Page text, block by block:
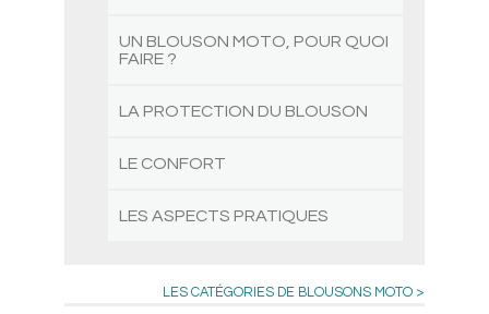
UN BLOUSON MOTO, POUR QUOI
FAIRE ?
LA PROTECTION DU BLOUSON
LE CONFORT
LES ASPECTS PRATIQUES
LES CATÉGORIES DE BLOUSONS MOTO >